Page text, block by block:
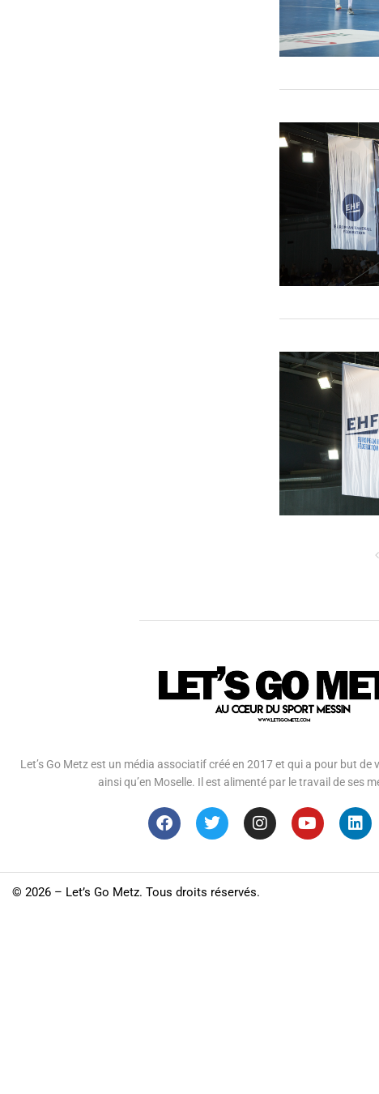
Let’s Go Metz est un média associatif créé en 2017 et qui a pour but de
ainsi qu’en Moselle. Il est alimenté par le travail de ses
© 2026 – Let’s Go Metz. Tous droits réservés.